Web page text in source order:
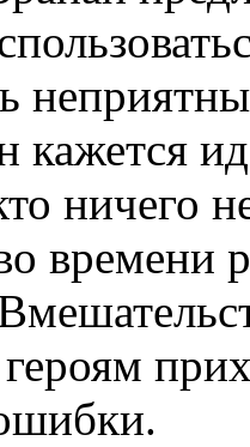
кажется
ничего
времени